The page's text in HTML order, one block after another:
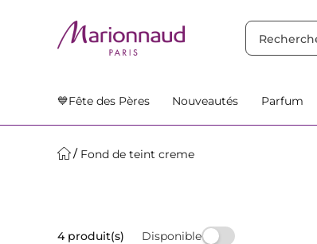
💙Fête des Pères Nouveautés Parfum
Fond de teint creme
4 produit(s) Disponible